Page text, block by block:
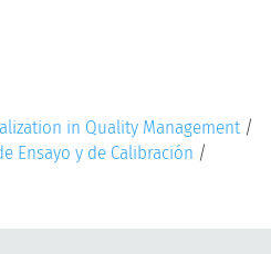
in Quality Management /
Ensayo y de Calibración /